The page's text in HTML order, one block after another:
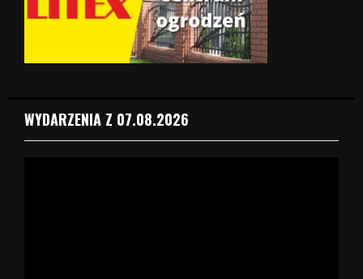
WYDARZENIA Z 07.08.2026